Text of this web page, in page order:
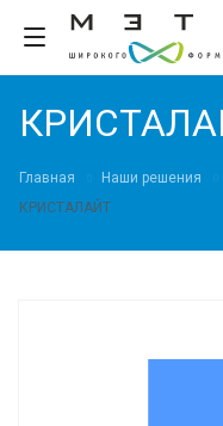
Главная Наши решения
КРИСТАЛАЙТ